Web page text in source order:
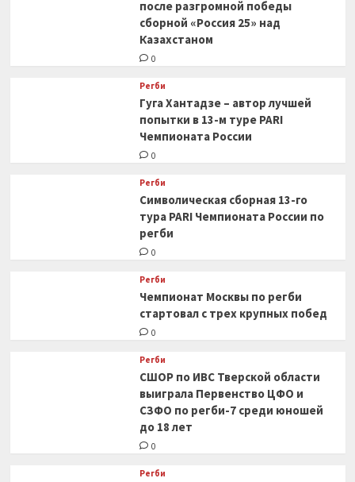
после разгромной победы
сборной «Россия 25» над
Казахстаном
0
Регби
Гуга Хантадзе – автор лучшей
попытки в 13-м туре PARI
Чемпионата России
0
Регби
Символическая сборная 13-го
тура PARI Чемпионата России по
регби
0
Регби
Чемпионат Москвы по регби
стартовал с трех крупных побед
0
Регби
СШОР по ИВС Тверской области
выиграла Первенство ЦФО и
СЗФО по регби-7 среди юношей
до 18 лет
0
Регби